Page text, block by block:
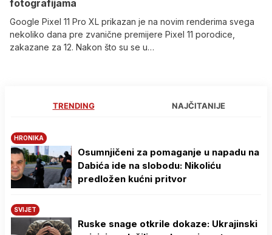
fotografijama
Google Pixel 11 Pro XL prikazan je na novim renderima svega
nekoliko dana pre zvanične premijere Pixel 11 porodice,
zakazane za 12. Nakon što su se u…
TRENDING NAJČITANIJE
HRONIKA
Osumnjičeni za pomaganje u napadu na
Dabića ide na slobodu: Nikoliću
predložen kućni pritvor
SVIJET
Ruske snage otkrile dokaze: Ukrajinski